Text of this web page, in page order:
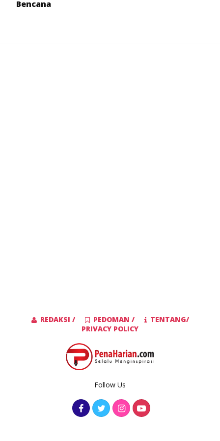
Bencana
REDAKSI / PEDOMAN /
TENTANG/
PRIVACY POLICY
Follow Us